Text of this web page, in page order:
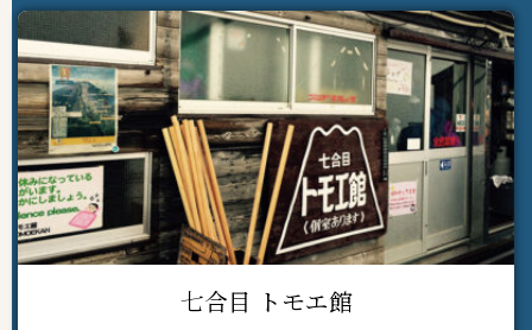
七合目 トモエ館